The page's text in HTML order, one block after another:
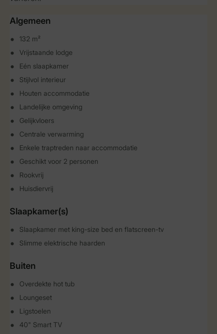
Algemeen
132 m²
Vrijstaande lodge
Eén slaapkamer
Stijlvol interieur
Houten accommodatie
Landelijke omgeving
Gelijkvloers
Centrale verwarming
Enkele traptreden naar accommodatie
Geschikt voor 2 personen
Rookvrij
Huisdiervrij
Slaapkamer(s)
Slaapkamer met king-size bed en flatscreen-tv
Slimme elektrische haarden
Buiten
Overdekte hot tub
Loungeset
Ligstoelen
40" Smart TV